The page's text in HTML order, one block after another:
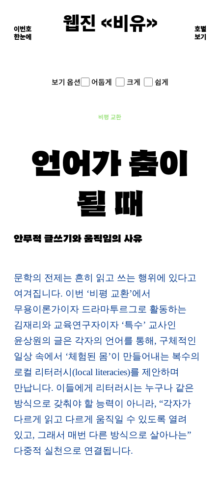
웹진 《비유》
이면의 장면들
이번호
한눈에
호별
보기
보기 옵션 어둡게 크게 쉽게
비평 교환
언어가 춤이
될 때
안무적 글쓰기와 움직임의 사유
문학의 전제는 흔히 읽고 쓰는 행위에 있다고
여겨집니다. 이번 ‘비평 교환’에서
무용이론가이자 드라마투르그로 활동하는
김재리와 교육연구자이자 ‘특수’ 교사인
윤상원의 글은 각자의 언어를 통해, 구체적인
일상 속에서 ‘체험된 몸’이 만들어내는 복수의
로컬 리터러시(local literacies)를 제안하며
만납니다. 이들에게 리터러시는 누구나 같은
방식으로 갖춰야 할 능력이 아니라, “각자가
다르게 읽고 다르게 움직일 수 있도록 열려
있고, 그래서 매번 다른 방식으로 살아나는”
다중적 실천으로 연결됩니다.